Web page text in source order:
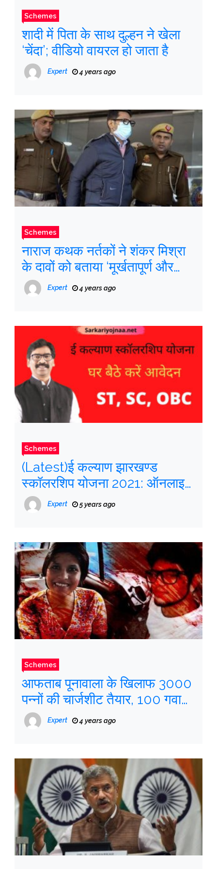
Schemes
शादी में पिता के साथ दुल्हन ने खेला
‘चेंदा’; वीडियो वायरल हो जाता है
Expert 4 years ago
Schemes
नाराज कथक नर्तकों ने शंकर मिश्रा
के दावों को बताया ‘मूर्खतापूर्ण और
निराधार’
Expert 4 years ago
Schemes
(Latest)ई कल्याण झारखण्ड
स्कॉलरशिप योजना 2021: ऑनलाइन
फॉर्म, ई कल्याण छात्रवृति, आवेदन
Expert 5 years ago
Schemes
आफताब पूनावाला के खिलाफ 3000
पन्नों की चार्जशीट तैयार, 100 गवाहों
की सूची
Expert 4 years ago